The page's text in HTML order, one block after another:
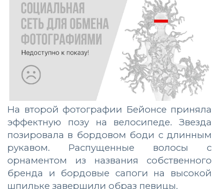
На второй фотографии Бейонсе приняла
эффектную позу на велосипеде. Звезда
позировала в бордовом боди с длинным
рукавом. Распущенные волосы с
орнаментом из названия собственного
бренда и бордовые сапоги на высокой
шпильке завершили образ певицы.